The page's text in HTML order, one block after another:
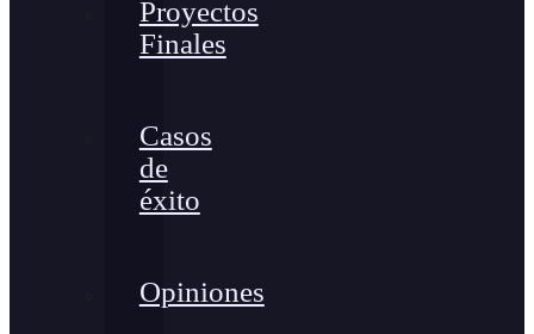
Proyectos
Finales
Casos
de
éxito
Opiniones